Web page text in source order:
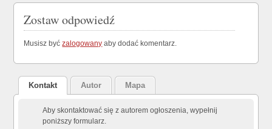
Zostaw odpowiedź
Musisz byćzalogowany aby dodać komentarz.
Kontakt Autor Mapa
Aby skontaktować się z autorem ogłoszenia, wypełnij
poniższy formularz.